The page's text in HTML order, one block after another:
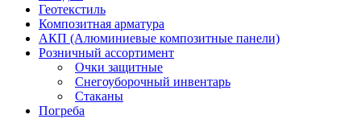
Геотекстиль
Композитная арматура
АКП (Алюминиевые композитные панели)
Розничный ассортимент
Очки защитные
Снегоуборочный инвентарь
Стаканы
Погреба